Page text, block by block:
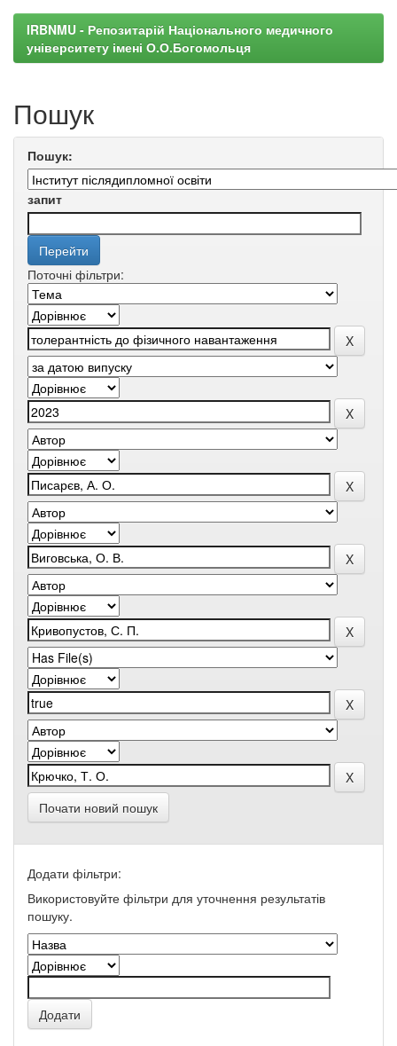
IRBNMU - Репозитарій Національного медичного
університету імені О.О.Богомольця
Пошук
Пошук:
запит
Поточні фільтри:
Почати новий пошук
Додати фільтри:
Використовуйте фільтри для уточнення результатів
пошуку.